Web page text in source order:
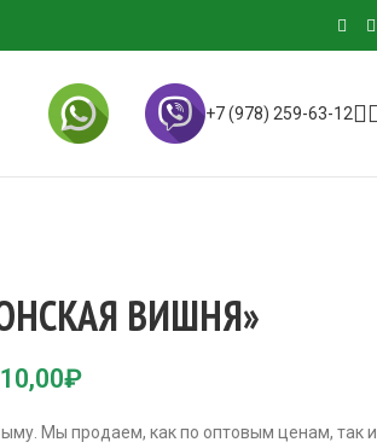
+7 (978) 259-63-12
ВИШНЯ»
₽
Мы продаем, как по оптовым ценам, так и